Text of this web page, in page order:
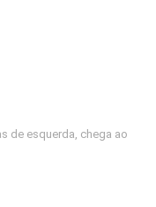
de esquerda, chega ao